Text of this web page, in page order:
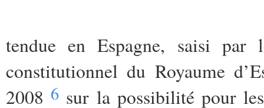
tendue en Espagne, saisi par
constitutionnel du Royaume
2008 6 sur la possibilité pour